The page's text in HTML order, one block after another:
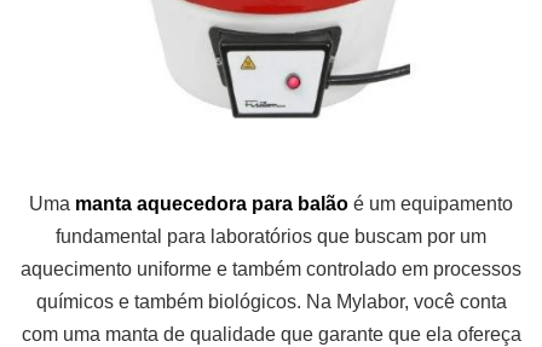
Uma manta aquecedora para balão é um equipamento
fundamental para laboratórios que buscam por um
aquecimento uniforme e também controlado em processos
químicos e também biológicos. Na Mylabor, você conta
com uma manta de qualidade que garante que ela ofereça